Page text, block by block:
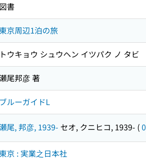
図書
東京周辺1泊の旅
トウキョウ シュウヘン イツパク ノ タビ
尾邦彦 著
ブルーガイドL
尾, 邦彦, 1939- セオ, クニヒコ, 1939- (
東京 : 実業之日本社